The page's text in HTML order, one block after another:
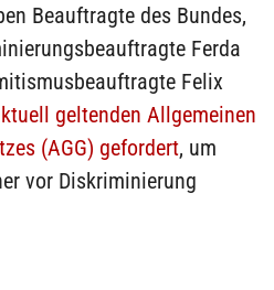
Beauftragte des Bundes,
Ferda
Felix
geltenden Allgemeinen
(AGG) gefordert, um
vor Diskriminierung